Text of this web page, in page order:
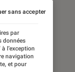
par
données
l’exception
navigation
et pour
sans accepter